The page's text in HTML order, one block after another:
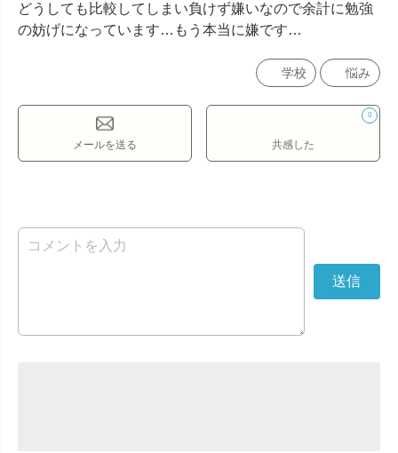
どうしても比較してしまい負けず嫌いなので余計に勉強
の妨げになっています…もう本当に嫌です…
学校 悩み
メールを送る
0
共感した